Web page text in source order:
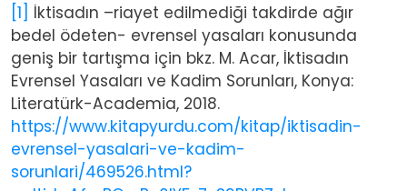
[1]
İktisadın –riayet edilmediği takdirde ağır
bedel ödeten- evrensel yasaları konusunda
geniş bir tartışma için bkz. M. Acar, İktisadın
Evrensel Yasaları ve Kadim Sorunları, Konya:
Literatürk-Academia, 2018.
https://www.kitapyurdu.com/kitap/iktisadin-
evrensel-yasalari-ve-kadim-
sorunlari/469526.html?